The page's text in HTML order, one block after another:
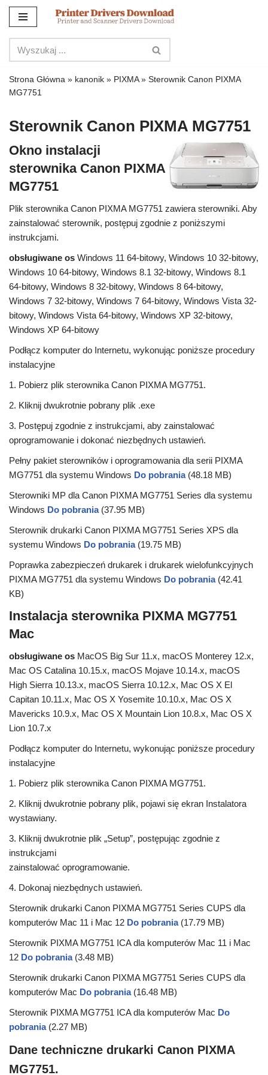
do
treści
Strona Główna » kanonik » PIXMA» Sterownik Canon PIXMA
MG7751
Sterownik Canon PIXMA MG7751
Okno instalacji
sterownika Canon PIXMA
MG7751
Plik sterownika Canon PIXMA MG7751 zawiera sterowniki. Aby
zainstalować sterownik, postępuj zgodnie z poniższymi
instrukcjami.
obsługiwane os Windows 11 64-bitowy, Windows 10 32-bitowy,
Windows 10 64-bitowy, Windows 8.1 32-bitowy, Windows 8.1
64-bitowy, Windows 8 32-bitowy, Windows 8 64-bitowy,
Windows 7 32-bitowy, Windows 7 64-bitowy, Windows Vista 32-
bitowy, Windows Vista 64-bitowy, Windows XP 32-bitowy,
Windows XP 64-bitowy
Podłącz komputer do Internetu, wykonując poniższe procedury
instalacyjne
1. Pobierz plik sterownika Canon PIXMA MG7751.
2. Kliknij dwukrotnie pobrany plik .exe
3. Postępuj zgodnie z instrukcjami, aby zainstalować
oprogramowanie i dokonać niezbędnych ustawień.
Pełny pakiet sterowników i oprogramowania dla serii PIXMA
MG7751 dla systemu Windows Do pobrania (48.18 MB)
Sterowniki MP dla Canon PIXMA MG7751 Series dla systemu
Windows Do pobrania (37.95 MB)
Sterownik drukarki Canon PIXMA MG7751 Series XPS dla
systemu Windows Do pobrania (19.75 MB)
Poprawka zabezpieczeń drukarek i drukarek wielofunkcyjnych
PIXMA MG7751 dla systemu Windows Do pobrania (42.41
KB)
Instalacja sterownika PIXMA MG7751
Mac
obsługiwane os MacOS Big Sur 11.x, macOS Monterey 12.x,
Mac OS Catalina 10.15.x, macOS Mojave 10.14.x, macOS
High Sierra 10.13.x, macOS Sierra 10.12.x, Mac OS X El
Capitan 10.11.x, Mac OS X Yosemite 10.10.x, Mac OS X
Mavericks 10.9.x, Mac OS X Mountain Lion 10.8.x, Mac OS X
Lion 10.7.x
Podłącz komputer do Internetu, wykonując poniższe procedury
instalacyjne
1. Pobierz plik sterownika Canon PIXMA MG7751.
2. Kliknij dwukrotnie pobrany plik, pojawi się ekran Instalatora
wystawiany.
3. Kliknij dwukrotnie plik „Setup”, postępując zgodnie z
instrukcjami
zainstalować oprogramowanie.
4. Dokonaj niezbędnych ustawień.
Sterownik drukarki Canon PIXMA MG7751 Series CUPS dla
komputerów Mac 11 i Mac 12 Do pobrania (17.79 MB)
Sterownik PIXMA MG7751 ICA dla komputerów Mac 11 i Mac
12 Do pobrania (3.48 MB)
Sterownik drukarki Canon PIXMA MG7751 Series CUPS dla
komputerów Mac Do pobrania (16.48 MB)
Sterownik PIXMA MG7751 ICA dla komputerów Mac Do
pobrania (2.27 MB)
Dane techniczne drukarki Canon PIXMA
MG7751.